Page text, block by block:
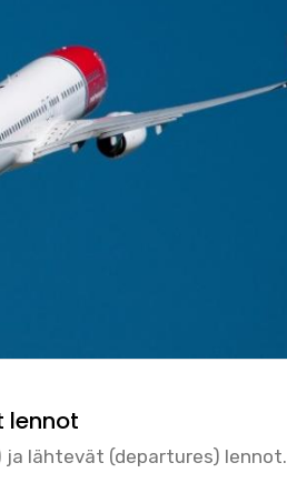
lennot
ja lähtevät (departures) lennot.